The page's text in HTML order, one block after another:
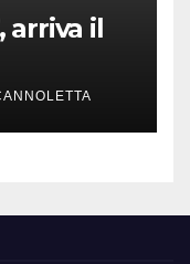
arriva il